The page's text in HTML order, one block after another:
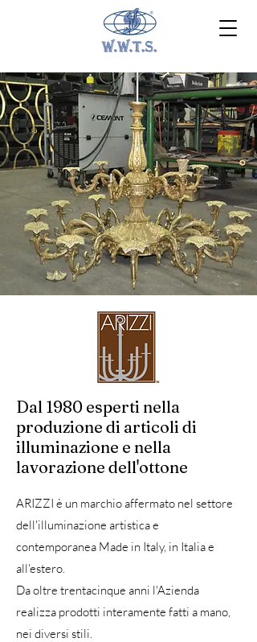
Dal 1980 esperti nella
produzione di articoli di
illuminazione e nella
lavorazione dell'ottone
ARIZZI è un marchio affermato nel settore
dell'illuminazione artistica e
contemporanea Made in Italy, in Italia e
all'estero.
Da oltre trentacinque anni l'Azienda
realizza prodotti interamente fatti a mano,
nei diversi stili.